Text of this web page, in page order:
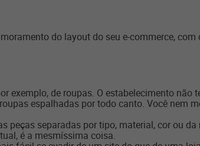
do layout do seu e-commerce,
exemplo, de roupas. O estabelecimento não
espalhadas por todo canto. Você nem
separadas por tipo, material, cor ou
é a mesmíssima coisa.